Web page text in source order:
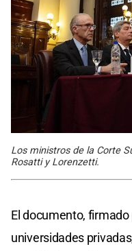
Los ministros de la Corte
Rosatti y Lorenzetti.
El documento,
universidades